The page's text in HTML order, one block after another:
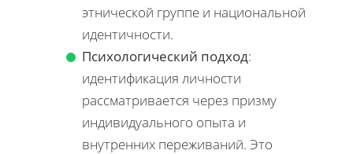
этнической группе и национальной
идентичности.
Психологический подход:
идентификация личности
рассматривается через призму
индивидуального опыта и
внутренних переживаний. Это